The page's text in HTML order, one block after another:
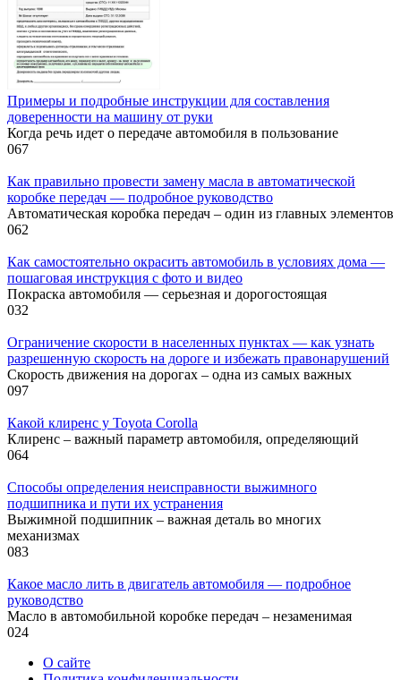
Примеры и подробные инструкции для составления
доверенности на машину от руки
Когда речь идет о передаче автомобиля в пользование
067
Как правильно провести замену масла в автоматической
коробке передач — подробное руководство
Автоматическая коробка передач – один из главных элементов
062
Как самостоятельно окрасить автомобиль в условиях дома —
пошаговая инструкция с фото и видео
Покраска автомобиля — серьезная и дорогостоящая
032
Ограничение скорости в населенных пунктах — как узнать
разрешенную скорость на дороге и избежать правонарушений
Скорость движения на дорогах – одна из самых важных
097
Какой клиренс у Toyota Corolla
Клиренс – важный параметр автомобиля, определяющий
064
Способы определения неисправности выжимного
подшипника и пути их устранения
Выжимной подшипник – важная деталь во многих
механизмах
083
Какое масло лить в двигатель автомобиля — подробное
руководство
Масло в автомобильной коробке передач – незаменимая
024
О сайте